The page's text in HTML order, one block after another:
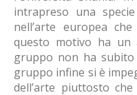
intrapreso una
nell’arte europea
questo motivo ha un
gruppo non ha subito
gruppo infine si è
dell’arte piuttosto